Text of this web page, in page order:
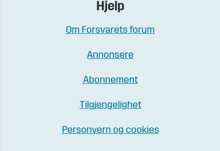
Hjelp
Om Forsvarets forum
Annonsere
Abonnement
Tilgjengelighet
Personvern og cookies